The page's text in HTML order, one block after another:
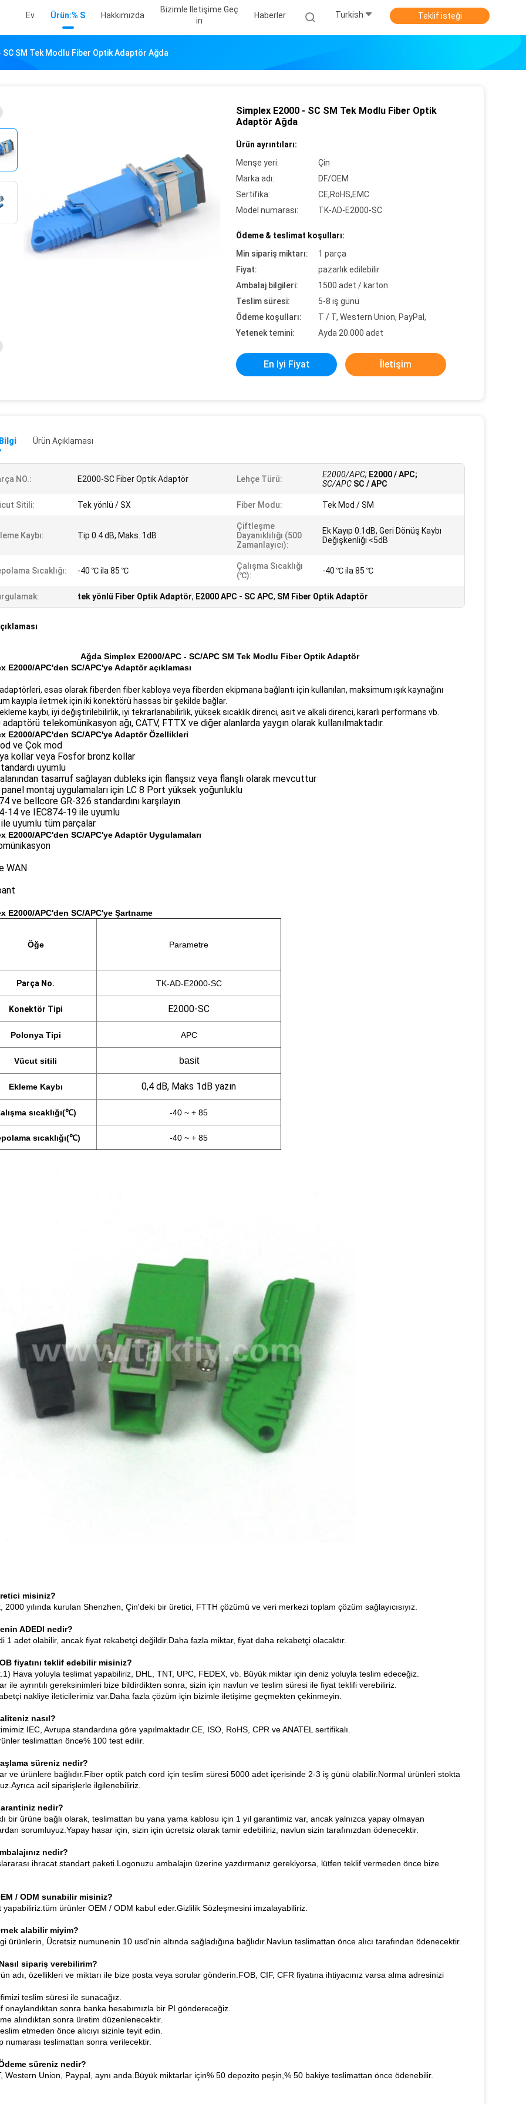
Ev Ürün:% S Hakkımızda
Bizimle Iletişime Geç
In
Haberler Turkish Teklif isteği
SC SM Tek Modlu Fiber Optik Adaptör Ağda
Simplex E2000 - SC SM Tek Modlu Fiber Optik
Adaptör Ağda
Ürün ayrıntıları:
Menşe yeri:
Çin
Marka adı:
DF/OEM
Sertifika:
CE,RoHS,EMC
Model numarası:
TK-AD-E2000-SC
Ödeme & teslimat koşulları:
Min sipariş miktarı:
1 parça
Fiyat:
pazarlık edilebilir
Ambalaj bilgileri:
1500 adet / karton
Teslim süresi:
5-8 iş günü
Ödeme koşulları:
T / T, Western Union, PayPal,
Yetenek temini:
Ayda 20.000 adet
En Iyi Fiyat İletişim
Ürün Açıklaması
NO.: E2000-SC Fiber Optik Adaptör Lehçe Türü: E2000/APC; E2000 / APC;
SC/APC SC / APC
Sitili: Tek yönlü / SX Fiber Modu: Tek Mod / SM
Kaybı: Tip 0.4 dB, Maks. 1dB
Çiftleşme
Dayanıklılığı (500
Zamanlayıcı):
Ek Kayıp 0.1dB, Geri Dönüş Kaybı
Değişkenliği <5dB
Sıcaklığı: -40 ℃ ila 85 ℃
Çalışma Sıcaklığı
(℃):
-40 ℃ ila 85 ℃
tek yönlü Fiber Optik Adaptör, E2000 APC - SC APC, SM Fiber Optik Adaptör
Ağda Simplex E2000/APC - SC/APC SM Tek Modlu Fiber Optik Adaptör
E2000/APC'den SC/APC'yeAdaptör açıklaması
esas olarak fiberden fiber kabloya veya fiberden ekipmana bağlantı için kullanılan, maksimum ışık kaynağını
kayıpla iletmek için iki konektörü hassas bir şekilde bağlar.
kaybı, iyi değiştirilebilirlik, iyi tekrarlanabilirlik, yüksek sıcaklık direnci, asit ve alkali direnci, kararlı performans vb.
telekomünikasyon ağı, CATV, FTTX ve diğer alanlarda yaygın olarak kullanılmaktadır.
E2000/APC'den SC/APC'yeAdaptör Özellikleri
ve Çok mod
kollar veya Fosfor bronz kollar
uyumlu
tasarruf sağlayan dubleks için flanşsız veya flanşlı olarak mevcuttur
montaj uygulamaları için LC 8 Port yüksek yoğunluklu
ve bellcore GR-326 standardını karşılayın
14 ve IEC874-19 ile uyumlu
ile uyumlu tüm parçalar
E2000/APC'den SC/APC'yeAdaptör Uygulamaları
WAN
E2000/APC'den SC/APC'ye Şartname
Öğe Parametre
Parça No. TK-AD-E2000-SC
Konektör Tipi E2000-SC
Polonya Tipi APC
Vücut sitili basit
Ekleme Kaybı 0,4 dB, Maks 1dB yazın
sıcaklığı(℃) -40 ~ + 85
sıcaklığı(℃) -40 ~ + 85
misiniz?
2000 yılında kurulan Shenzhen, Çin'deki bir üretici, FTTH çözümü ve veri merkezi toplam çözüm sağlayıcısıyız.
ADEDI nedir?
1 adet olabilir, ancak fiyat rekabetçi değildir.Daha fazla miktar, fiyat daha rekabetçi olacaktır.
fiyatını teklif edebilir misiniz?
Hava yoluyla teslimat yapabiliriz, DHL, TNT, UPC, FEDEX, vb. Büyük miktar için deniz yoluyla teslim edeceğiz.
ile ayrıntılı gereksinimleri bize bildirdikten sonra, sizin için navlun ve teslim süresi ile fiyat teklifi verebiliriz.
nakliye ileticilerimiz var.Daha fazla çözüm için bizimle iletişime geçmekten çekinmeyin.
nasıl?
IEC, Avrupa standardına göre yapılmaktadır.CE, ISO, RoHS, CPR ve ANATEL sertifikalı.
teslimattan önce% 100 test edilir.
süreniz nedir?
ve ürünlere bağlıdır.Fiber optik patch cord için teslim süresi 5000 adet içerisinde 2-3 iş günü olabilir.Normal ürünleri stokta
acil siparişlerle ilgilenebiliriz.
nedir?
bir ürüne bağlı olarak, teslimattan bu yana yama kablosu için 1 yıl garantimiz var, ancak yalnızca yapay olmayan
sorumluyuz.Yapay hasar için, sizin için ücretsiz olarak tamir edebiliriz, navlun sizin tarafınızdan ödenecektir.
nedir?
ihracat standart paketi.Logonuzu ambalajın üzerine yazdırmanız gerekiyorsa, lütfen teklif vermeden önce bize
/ ODM sunabilir misiniz?
yapabiliriz.tüm ürünler OEM / ODM kabul eder.Gizlilik Sözleşmesini imzalayabiliriz.
alabilir miyim?
ürünlerin, Ücretsiz numunenin 10 usd'nin altında sağladığına bağlıdır.Navlun teslimattan önce alıcı tarafından ödenecektir.
sipariş verebilirim?
adı, özellikleri ve miktarı ile bize posta veya sorular gönderin.FOB, CIF, CFR fiyatına ihtiyacınız varsa alma adresinizi
teslim süresi ile sunacağız.
onaylandıktan sonra banka hesabımızla bir PI göndereceğiz.
alındıktan sonra üretim düzenlenecektir.
etmeden önce alıcıyı sizinle teyit edin.
numarası teslimattan sonra verilecektir.
süreniz nedir?
Western Union, Paypal, aynı anda.Büyük miktarlar için% 50 depozito peşin,% 50 bakiye teslimattan önce ödenebilir.